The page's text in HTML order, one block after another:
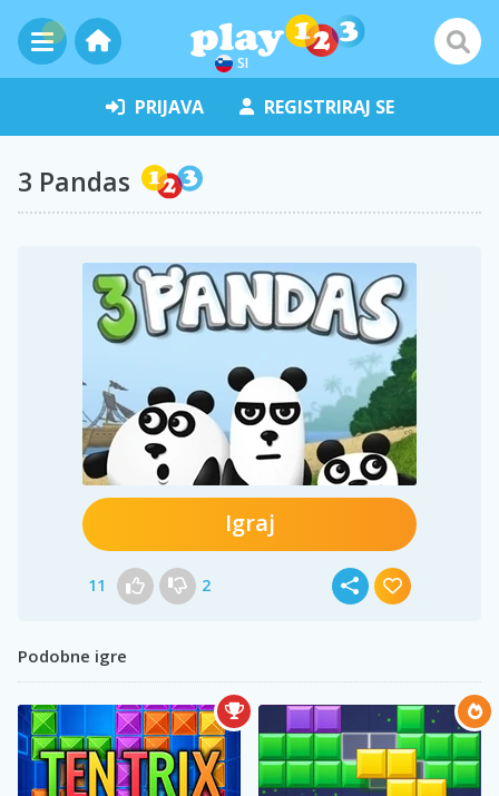
SI
PRIJAVA REGISTRIRAJ SE
3 Pandas
Igraj
11 2
Podobne igre